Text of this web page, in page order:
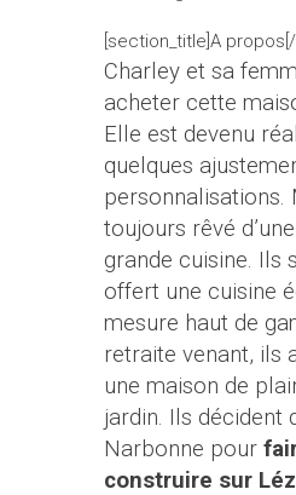
[section_title]A
Charley et sa
acheter cette
Elle est devenu
quelques
personnalisations.
toujours rêvé
grande cuisine. Ils
offert une cuisine
mesure haut de
retraite venant, ils
une maison de
jardin. Ils décident
Narbonne pour
construire sur